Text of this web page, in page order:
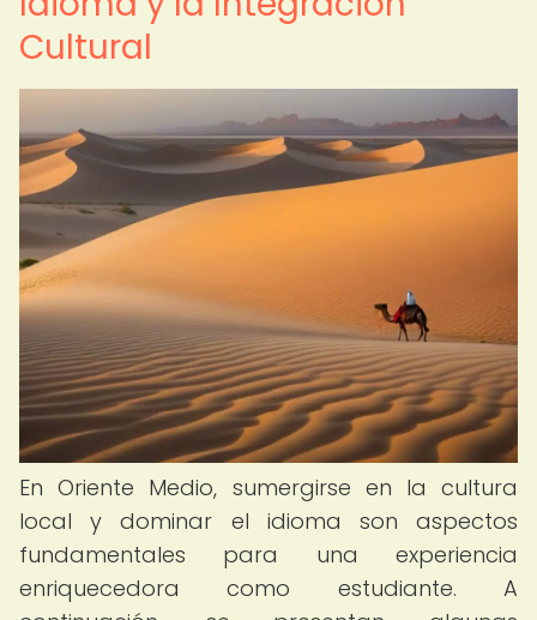
Cultural
En Oriente Medio, sumergirse en la cultura
local y dominar el idioma son aspectos
fundamentales para una experiencia
enriquecedora como estudiante. A